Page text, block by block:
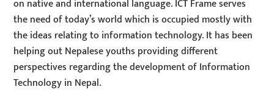
on native and international language. ICT Frame serves
the need of today’s world which is occupied mostly with
the ideas relating to information technology. It has been
helping out Nepalese youths providing different
perspectives regarding the development of Information
Technology in Nepal.